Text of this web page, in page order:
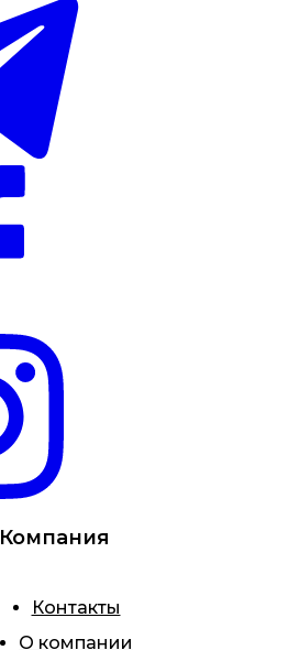
Компания
Контакты
О компании